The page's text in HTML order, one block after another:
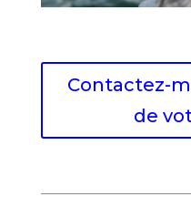
Contactez-
de